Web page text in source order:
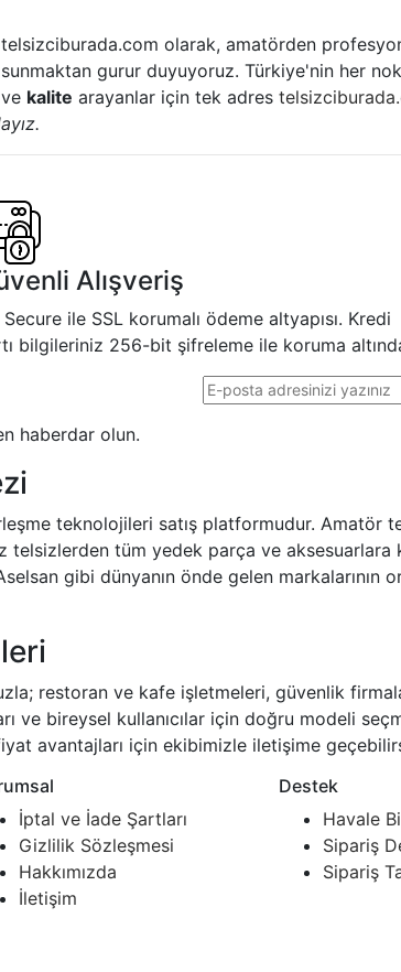
olarak, amatörden
gurur duyuyoruz. Türkiye'nin her
ve kalite arayanlar için tek adres
Alışveriş
ile SSL korumalı ödeme altyapısı. Kredi
bilgileriniz 256-bit şifreleme ile koruma
haberdar olun.
E-posta adresi
teknolojileri satış platformudur. Amatör
telsizlerden tüm yedek parça ve
gibi dünyanın önde gelen
restoran ve kafe işletmeleri, güvenlik
bireysel kullanıcılar için doğru modeli
avantajları için ekibimizle iletişime
İptal ve İade Şartları
Gizlilik Sözleşmesi
Hakkımızda
İletişim
Destek
Havale
Sipariş
Sipariş